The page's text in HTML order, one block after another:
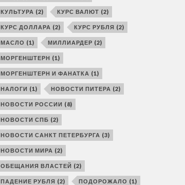
КУЛЬТУРА (2) КУРС ВАЛЮТ (2)
КУРС ДОЛЛАРА (2) КУРС РУБЛЯ (2)
МАСЛО (1) МИЛЛИАРДЕР (2)
МОРГЕНШТЕРН (1)
МОРГЕНШТЕРН И ФАНАТКА (1)
НАЛОГИ (1) НОВОСТИ ПИТЕРА (2)
НОВОСТИ РОССИИ (8)
НОВОСТИ СПБ (2)
НОВОСТИ САНКТ ПЕТЕРБУРГА (3)
НОВОСТИ МИРА (2)
ОБЕЩАНИЯ ВЛАСТЕЙ (2)
ПАДЕНИЕ РУБЛЯ (2) ПОДОРОЖАЛО (1)